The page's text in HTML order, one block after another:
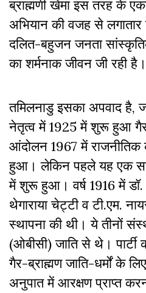
ब्राह्मणी खेमा इस तरह के
अभियान की वजह से लगातार
दलित-बहुजन जनता
का शर्मनाक जीवन जी रही है।
तमिलनाडु इसका अपवाद है,
नेतृत्व में 1925 में शुरू हुआ
आंदोलन 1967 में राजनीतिक
हुआ। लेकिन पहले यह एक
में शुरू हुआ। वर्ष 1916 में
थेगाराया चेट्टी व टी.एम.
स्थापना की थी। ये तीनों
(ओबीसी) जाति से थे।
गैर-ब्राह्मण जाति-धर्मों के
अनुपात में आरक्षण प्राप्त